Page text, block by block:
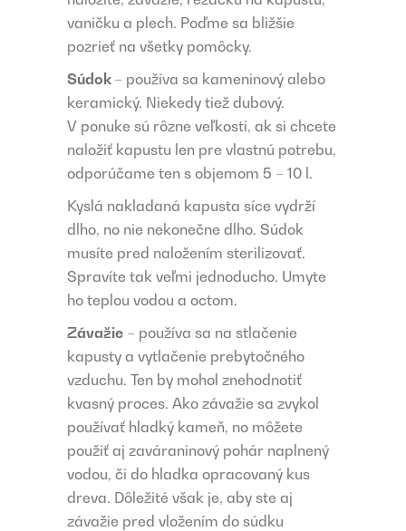
vaničku a plech. Poďme sa bližšie
pozrieť na všetky pomôcky.
Súdok – používa sa kameninový alebo
keramický. Niekedy tiež dubový.
V ponuke sú rôzne veľkosti, ak si chcete
naložiť kapustu len pre vlastnú potrebu,
odporúčame ten s objemom 5 – 10 l.
Kyslá nakladaná kapusta síce vydrží
dlho, no nie nekonečne dlho. Súdok
musíte pred naložením sterilizovať.
Spravíte tak veľmi jednoducho. Umyte
ho teplou vodou a octom.
Závažie – používa sa na stlačenie
kapusty a vytlačenie prebytočného
vzduchu. Ten by mohol znehodnotiť
kvasný proces. Ako závažie sa zvykol
používať hladký kameň, no môžete
použiť aj zaváraninový pohár naplnený
vodou, či do hladka opracovaný kus
dreva. Dôležité však je, aby ste aj
závažie pred vložením do súdku